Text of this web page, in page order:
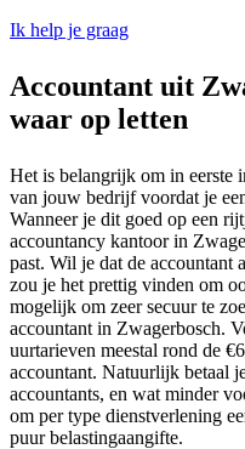
Ik help je graag
Accountant uit
waar op letten
Het is belangrijk om in eerste
van jouw bedrijf voordat je
Wanneer je dit goed op een
accountancy kantoor in
past. Wil je dat de accountant
zou je het prettig vinden om
mogelijk om zeer secuur te
accountant in Zwagerbosch.
uurtarieven meestal rond de
accountant. Natuurlijk betaal
accountants, en wat minder
om per type dienstverlening
puur belastingaangifte.